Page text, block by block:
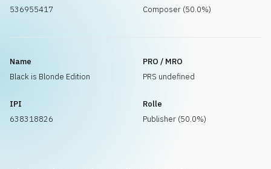
536955417
Composer (50.0%)
Name
Black is Blonde Edition
PRO / MRO
PRS undefined
IPI
638318826
Rolle
Publisher (50.0%)